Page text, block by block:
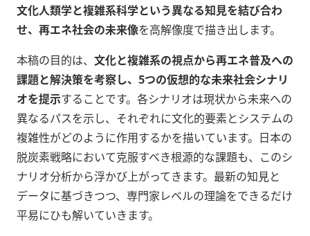
文化人類学と複雑系科学という異なる知見を結び合わ
せ、再エネ社会の未来像を高解像度で描き出します。
本稿の目的は、 文化と複雑系の視点から再エネ普及への
課題と解決策を考察し、5つの仮想的な未来社会シナリ
オを提示することです。各シナリオは現状から未来への
異なるパスを示し、それぞれに文化的要素とシステムの
複雑性がどのように作用するかを描いています。日本の
脱炭素戦略において克服すべき根源的な課題も、このシ
ナリオ分析から浮かび上がってきます。最新の知見と
データに基づきつつ、専門家レベルの理論をできるだけ
平易にひも解いていきます。